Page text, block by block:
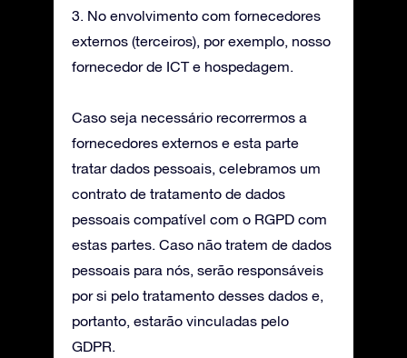
3. No envolvimento com fornecedores
externos (terceiros), por exemplo, nosso
fornecedor de ICT e hospedagem.
Caso seja necessário recorrermos a
fornecedores externos e esta parte
tratar dados pessoais, celebramos um
contrato de tratamento de dados
pessoais compatível com o RGPD com
estas partes. Caso não tratem de dados
pessoais para nós, serão responsáveis
por si pelo tratamento desses dados e,
portanto, estarão vinculadas pelo
GDPR.